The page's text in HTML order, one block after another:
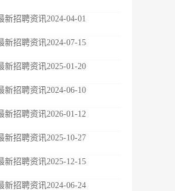
新招聘资讯2024-04-01
新招聘资讯2024-07-15
新招聘资讯2025-01-20
新招聘资讯2024-06-10
新招聘资讯2026-01-12
新招聘资讯2025-10-27
新招聘资讯2025-12-15
新招聘资讯2024-06-24